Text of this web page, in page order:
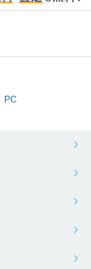
PC